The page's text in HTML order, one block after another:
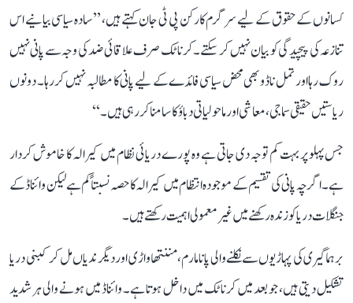
کسانوں کے حقوق کے لیے سرگرم کارکن پی ٹی جان کہتے ہیں، ’’سادہ سیاسی بیانیے اس
تنازعہ کی پیچیدگی کو بیان نہیں کر سکتے۔ کرناٹک صرف علاقائی ضد کی وجہ سے پانی نہیں
روک رہا اور تمل ناڈو بھی محض سیاسی فائدے کے لیے پانی کا مطالبہ نہیں کر رہا۔ دونوں
ریاستیں حقیقی سماجی، معاشی اور ماحولیاتی دباؤ کا سامنا کر رہی ہیں۔‘‘
جس پہلو پر بہت کم توجہ دی جاتی ہے وہ پورے دریائی نظام میں کیرالہ کا خاموش کردار
ہے۔ اگرچہ پانی کی تقسیم کے موجودہ انتظام میں کیرالہ کا حصہ نسبتاً کم ہے لیکن وائناڈ کے
جنگلات دریا کو زندہ رکھنے میں غیر معمولی اہمیت رکھتے ہیں۔
برہماگیری کی پہاڑیوں سے نکلنے والی پانامارم، مننتھاواڑی اور دیگر ندیاں مل کر کبنی دریا
تشکیل دیتی ہیں، جو بعد میں کرناٹک میں داخل ہوتا ہے۔ وائناڈ میں ہونے والی ہر شدید